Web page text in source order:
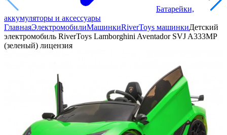
Батарейки,
аккумуляторы и аксессуары
ГлавнаяЭлектромобилиМашинкиRiverToys машинкиДетский
электромобиль RiverToys Lamborghini Aventador SVJ A333MP
(зеленый) лицензия